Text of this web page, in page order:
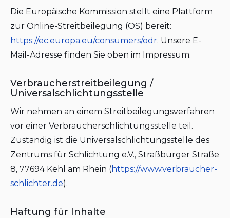
Die Europäische Kommission stellt eine Plattform
zur Online-Streitbeilegung (OS) bereit:
https://ec.europa.eu/consumers/odr. Unsere E-
Mail-Adresse finden Sie oben im Impressum.
Verbraucherstreitbeilegung /
Universalschlichtungsstelle
Wir nehmen an einem Streitbeilegungsverfahren
vor einer Verbraucherschlichtungsstelle teil.
Zuständig ist die Universalschlichtungsstelle des
Zentrums für Schlichtung e.V., Straßburger Straße
8, 77694 Kehl am Rhein (https://www.verbraucher-
schlichter.de).
Haftung für Inhalte